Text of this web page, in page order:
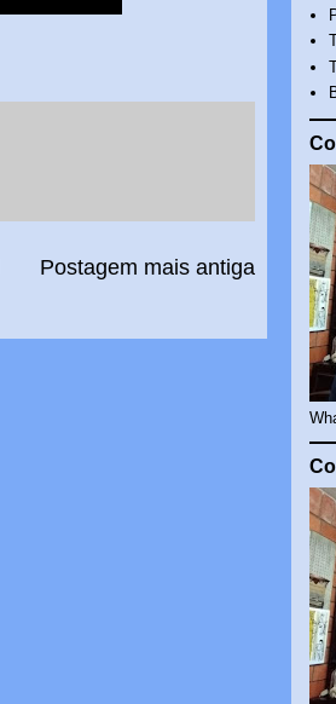
Postagem mais antiga